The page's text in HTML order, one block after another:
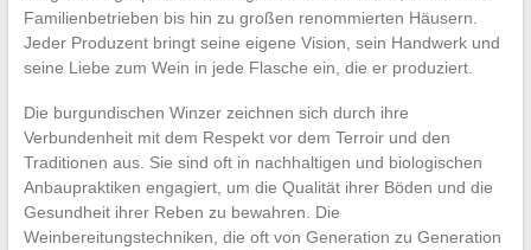
Familienbetrieben bis hin zu großen renommierten Häusern.
Jeder Produzent bringt seine eigene Vision, sein Handwerk und
seine Liebe zum Wein in jede Flasche ein, die er produziert.
Die burgundischen Winzer zeichnen sich durch ihre
Verbundenheit mit dem Respekt vor dem Terroir und den
Traditionen aus. Sie sind oft in nachhaltigen und biologischen
Anbaupraktiken engagiert, um die Qualität ihrer Böden und die
Gesundheit ihrer Reben zu bewahren. Die
Weinbereitungstechniken, die oft von Generation zu Generation